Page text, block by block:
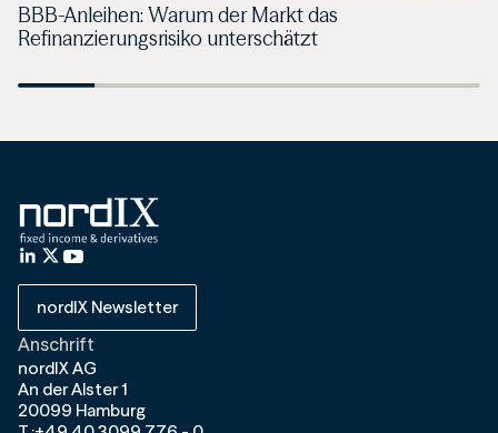
BBB-Anleihen: Warum der Markt das
Refinanzierungsrisiko unterschätzt
nordIX Newsletter
Anschrift
nordIX AG
An der Alster 1
20099 Hamburg